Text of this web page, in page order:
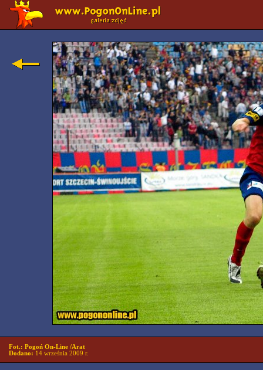
Fot.: Pogoń On-Line /Arat
Dodano: 14 września 2009 r.